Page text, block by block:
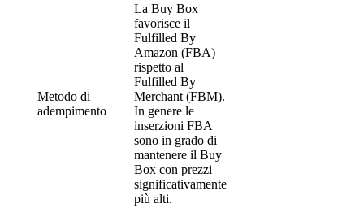
Metodo di
adempimento
La Buy Box
favorisce il
Fulfilled By
Amazon (FBA)
rispetto al
Fulfilled By
Merchant (FBM).
In genere le
inserzioni FBA
sono in grado di
mantenere il Buy
Box con prezzi
significativamente
più alti.